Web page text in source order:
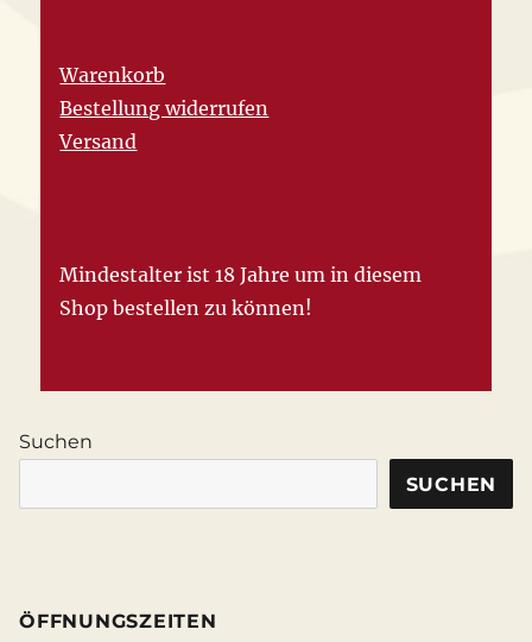
Warenkorb
Bestellung widerrufen
Versand
Mindestalter ist 18 Jahre um in diesem
Shop bestellen zu können!
Suchen
SUCHEN
ÖFFNUNGSZEITEN